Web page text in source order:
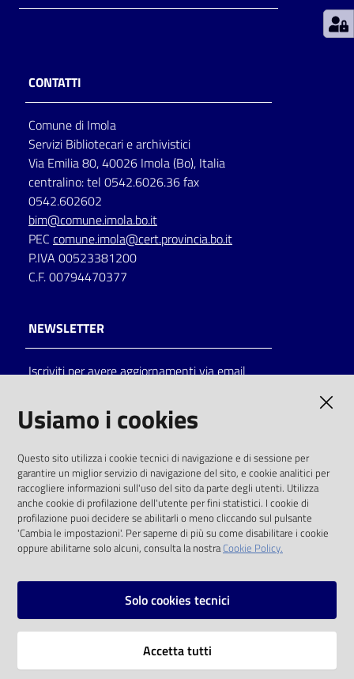
Patto
Seguici
su
Catalogo
on line
Eventi
Chiedi al
bibliotecario
Avvisi
Orari
CONTATTI
Comune di Imola
Servizi Bibliotecari e archivistici
Via Emilia 80, 40026 Imola (Bo), Italia
centralino: tel 0542.6026.36 fax
0542.602602
bim@comune.imola.bo.it
PEC comune.imola@cert.provincia.bo.it
P.IVA 00523381200
C.F. 00794470377
NEWSLETTER
Iscriviti per avere aggiornamenti via email
solo alle condizioni previste dalla direttiva
comunitaria 2003/98/CE e dal d.lgs. 36/2006
SOCIAL
Instagram
Vai alla pagina
Usiamo i cookies
Questo sito utilizza i cookie tecnici di navigazione e di sessione per
garantire un miglior servizio di navigazione del sito, e cookie analitici per
raccogliere informazioni sull'uso del sito da parte degli utenti. Utilizza
anche cookie di profilazione dell'utente per fini statistici. I cookie di
profilazione puoi decidere se abilitarli o meno cliccando sul pulsante
'Cambia le impostazioni'. Per saperne di più su come disabilitare i cookie
oppure abilitarne solo alcuni, consulta la nostraCookie Policy.
Solo cookies tecnici
Accetta tutti